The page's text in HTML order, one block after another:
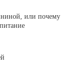
или почему